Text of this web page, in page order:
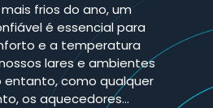
frios do ano, um
é essencial para
e a temperatura
lares e ambientes
entanto, como qualquer
os aquecedores…